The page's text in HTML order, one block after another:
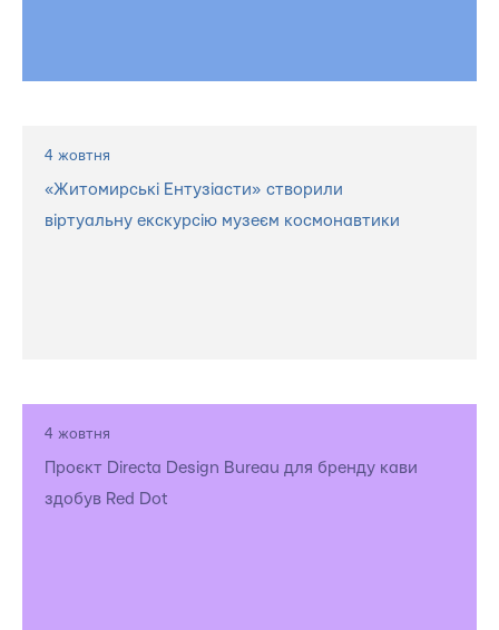
4 жовтня
«Житомирські Ентузіасти» створили
віртуальну екскурсію музеєм космонавтики
4 жовтня
Проєкт Directa Design Bureau для бренду кави
здобув Red Dot